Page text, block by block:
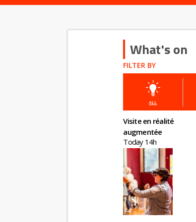
What's on
FILTER BY
ALL
Visite en réalité
augmentée
Today 14h